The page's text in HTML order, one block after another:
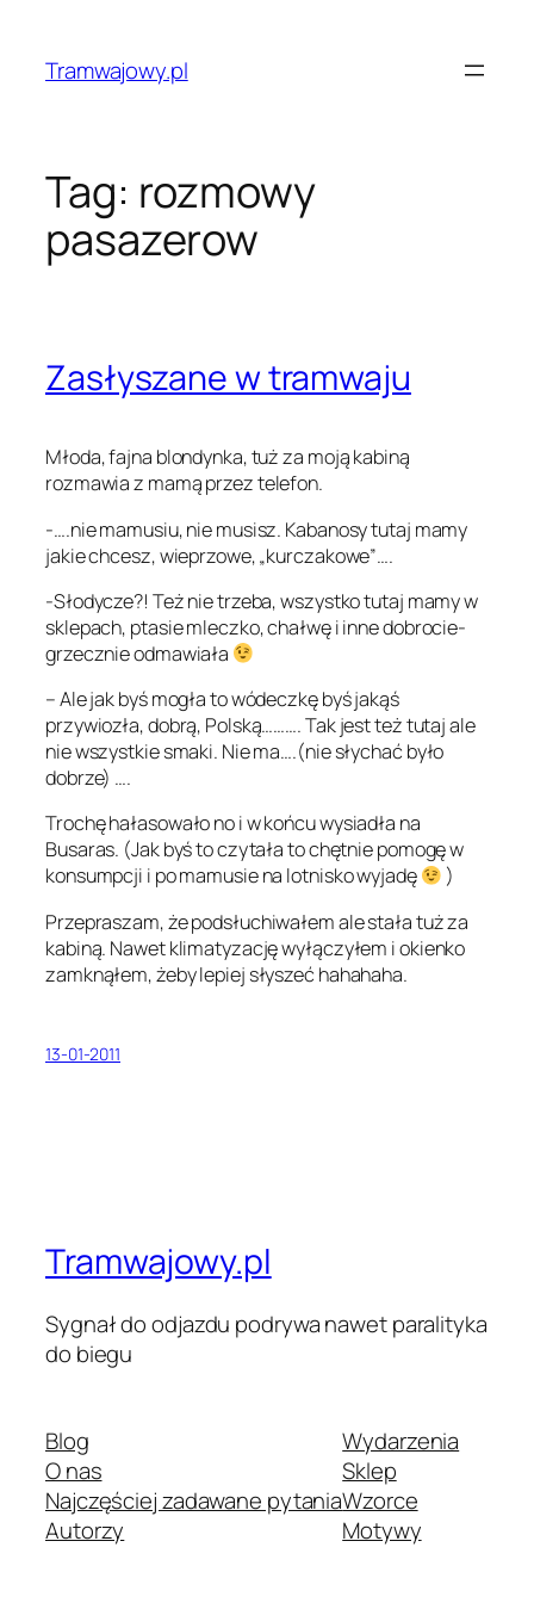
treściTramwajowy.pl
Tag: rozmowy
pasazerow
Zasłyszane w tramwaju
Młoda, fajna blondynka, tuż za moją kabiną
rozmawia z mamą przez telefon.
-….nie mamusiu, nie musisz. Kabanosy tutaj mamy
jakie chcesz, wieprzowe, „kurczakowe”….
-Słodycze?! Też nie trzeba, wszystko tutaj mamy w
sklepach, ptasie mleczko, chałwę i inne dobrocie-
grzecznie odmawiała
– Ale jak byś mogła to wódeczkę byś jakąś
przywiozła, dobrą, Polską………. Tak jest też tutaj ale
nie wszystkie smaki. Nie ma….(nie słychać było
dobrze) ….
Trochę hałasowało no i w końcu wysiadła na
Busaras. (Jak byś to czytała to chętnie pomogę w
konsumpcji i po mamusie na lotnisko wyjadę
)
Przepraszam, że podsłuchiwałem ale stała tuż za
kabiną. Nawet klimatyzację wyłączyłem i okienko
zamknąłem, żeby lepiej słyszeć hahahaha.
13-01-2011
Tramwajowy.pl
Sygnał do odjazdu podrywa nawet paralityka
do biegu
Blog
O nas
Najczęściej zadawane pytania
Autorzy
Wydarzenia
Sklep
Wzorce
Motywy